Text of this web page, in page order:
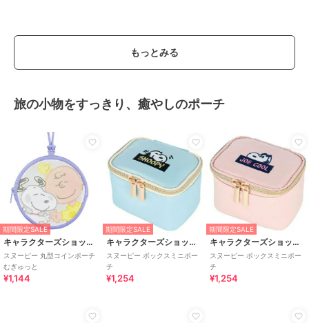
もっとみる
旅の小物をすっきり、癒やしのポーチ
期間限定SALE
キャラクターズショップ ラフラフ
スヌーピー 丸型コインポーチ
むぎゅっと
¥1,144
期間限定SALE
キャラクターズショップ ラフラフ
スヌーピー ボックスミニポー
チ
¥1,254
期間限定SALE
キャラクターズショップ ラフラフ
スヌーピー ボックスミニポー
チ
¥1,254